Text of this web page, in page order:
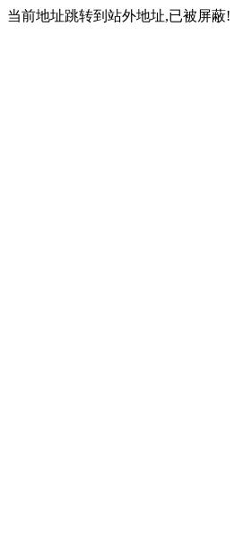
当前地址跳转到站外地址,已被屏蔽!